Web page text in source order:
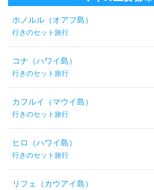
ホノルル（オアフ島）
行きのセット旅行
コナ（ハワイ島）
行きのセット旅行
カフルイ（マウイ島）
行きのセット旅行
ヒロ（ハワイ島）
行きのセット旅行
リフェ（カウアイ島）